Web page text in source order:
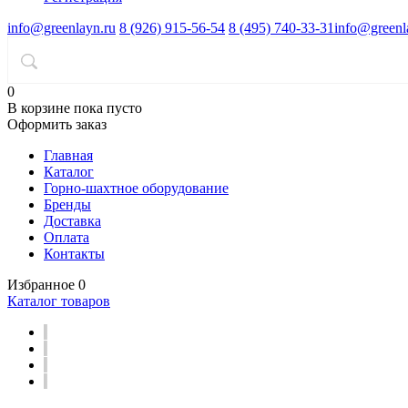
info@greenlayn.ru 8 (926) 915-56-54 8 (495) 740-33-31
0
В корзине пока пусто
Оформить заказ
Главная
Каталог
Горно-шахтное оборудование
Бренды
Доставка
Оплата
Контакты
Избранное 0
Каталог товаров